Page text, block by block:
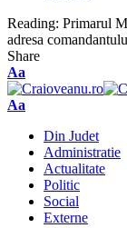
Reading: Primarul
adresa
Share
Aa
Aa
Din Judet
Administratie
Actualitate
Politic
Social
Externe